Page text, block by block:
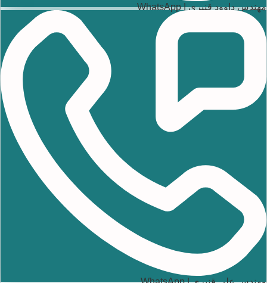
مهندس داوود قنبری | WhatsApp